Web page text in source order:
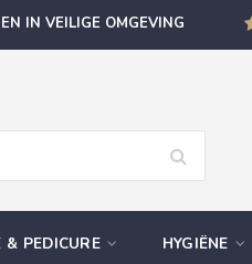
IN VEILIGE OMGEVING
& PEDICURE HYGIËNE